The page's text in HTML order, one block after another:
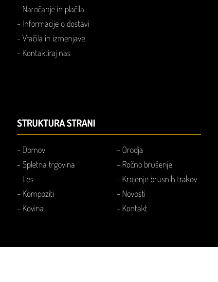
- Naročanje in plačila
- Informacije o dostavi
- Vračila in izmenjave
- Kontaktiraj nas
STRUKTURA STRANI
- Domov
- Spletna trgovina
- Les
- Kompoziti
- Kovina
- Orodja
- Ročno brušenje
- Krojenje brusnih trakov
- Novosti
- Kontakt